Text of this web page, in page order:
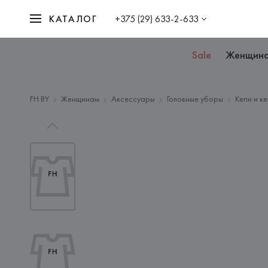
КАТАЛОГ +375 (29) 633-2-633
Sale
FH.BY Женщинам Аксессуары Головные уборы Кепи и